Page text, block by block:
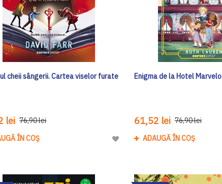
cheii sângerii. Cartea viselor furate
lei 76,90 lei
ÎN COȘ
Adaugă
Enigma de la Hotel Marvelo
61,52 lei 76,90 lei
ADAUGĂ ÎN COȘ